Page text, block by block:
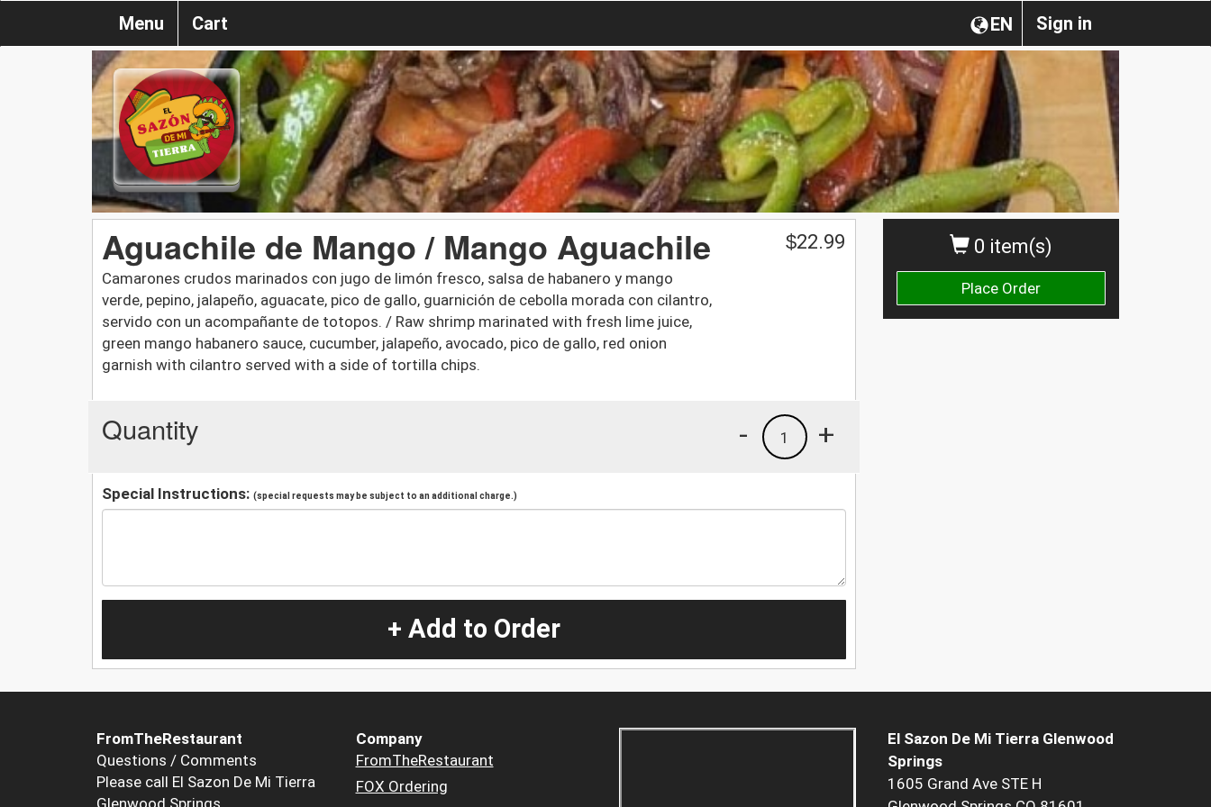
Sign in
EN
Menu Cart
0 item(s)
Place Order
Aguachile de Mango / Mango Aguachile
Camarones crudos marinados con jugo de limón fresco, salsa de habanero y mango
verde, pepino, jalapeño, aguacate, pico de gallo, guarnición de cebolla morada con cilantro,
servido con un acompañante de totopos. / Raw shrimp marinated with fresh lime juice,
green mango habanero sauce, cucumber, jalapeño, avocado, pico de gallo, red onion
garnish with cilantro served with a side of tortilla chips.
$22.99
Quantity +
1
-
Special Instructions: (special requests may be subject to an additional charge.)
+ Add to Order
FromTheRestaurant
Questions / Comments
Please call El Sazon De Mi Tierra
Company
FromTheRestaurant
FOX Ordering
El Sazon De Mi Tierra Glenwood
Springs
1605 Grand Ave STE H